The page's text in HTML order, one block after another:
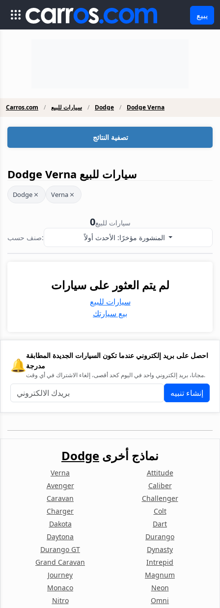
يبيع
Carros.com سيارات للبيع Dodge Dodge Verna
تصفية النتائج
Dodge Verna سيارات للبيع
Dodge Verna
0سيارات للبيع
صنف حسب:
لم يتم العثور على سيارات
سيارات للبيع
بيع سيارتك
🔔
احصل على بريد إلكتروني عندما تكون السيارات الجديدة المطابقة
مدرجة
مجانا، بريد إلكتروني واحد في اليوم كحد أقصى، إلغاء الاشتراك في أي وقت.
إنشاء تنبيه
Dodge نماذج أخرى
Verna
Attitude
Avenger
Caliber
Caravan
Challenger
Charger
Colt
Dakota
Dart
Daytona
Durango
Durango GT
Dynasty
Grand Caravan
Intrepid
Journey
Magnum
Monaco
Neon
Nitro
Omni